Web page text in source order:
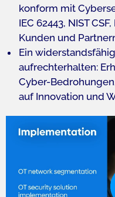
konform mit
IEC 62443, NIST
Kunden und
Ein
aufrechterhalten:
Cyber-
auf Innovation und